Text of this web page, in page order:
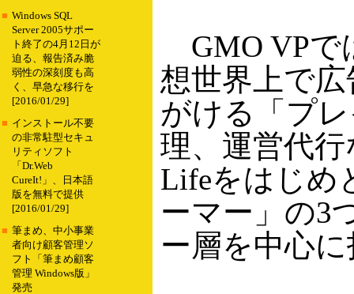
■ Windows SQL
Server 2005サポー
ト終了の4月12日が
迫る、報告済み脆
弱性の深刻度も高
く、早急な移行を
[2016/01/29]
■ インストール不要
の非常駐型セキュ
リティソフト
「Dr.Web
CureIt!」、日本語
版を無料で提供
[2016/01/29]
■ 筆まめ、中小事業
者向け顧客管理ソ
フト「筆まめ顧客
管理 Windows版」
発売
GMO VPで
想世界上で
がける「プ
理、運営代
Lifeをはじめ
ーマー」の3
ー層を中心